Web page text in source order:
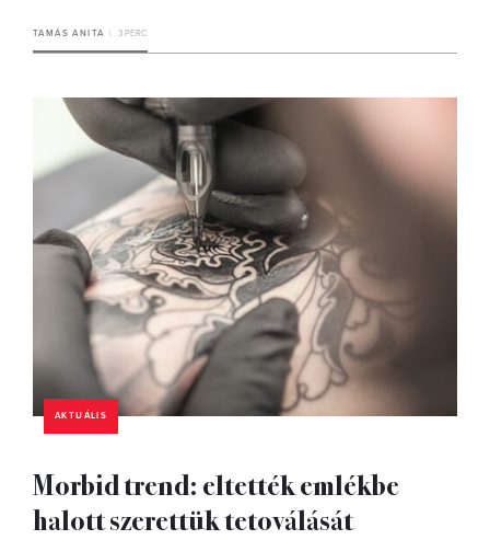
TAMÁS ANITA 3 PERC
AKTUÁLIS
Morbid trend: eltették emlékbe
halott szerettük tetoválását